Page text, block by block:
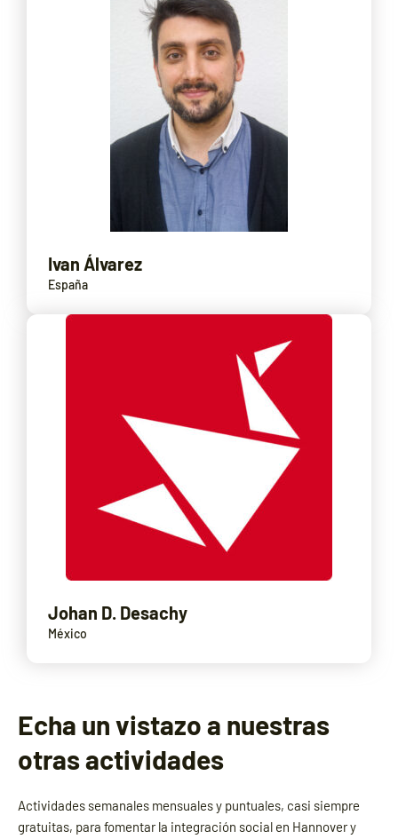
Ivan Álvarez
España
Johan D. Desachy
México
Echa un vistazo a nuestras
otras actividades
Actividades semanales mensuales y puntuales, casi siempre
gratuitas, para fomentar la integración social en Hannover y